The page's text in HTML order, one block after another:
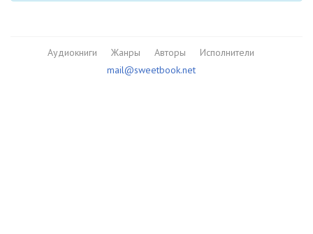
Аудиокниги Жанры Авторы
Исполнители
mail@sweetbook.net